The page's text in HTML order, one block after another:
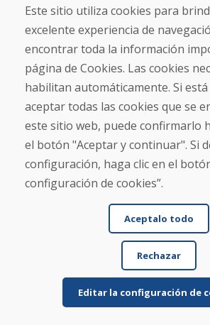
Mostrar más reseñas
Escribe una
★★★ ★★
Correo electrónico
Este sitio utiliza cookies para
excelente experiencia de
encontrar toda la información
página de Cookies. Las cookies
habilitan automáticamente. Si
aceptar todas las cookies que se
este sitio web, puede confirmarlo
el botón "Aceptar y continuar". Si
configuración, haga clic en el
configuración de cookies”.
Aceptalo todo
Rechazar
Editar la configuración de